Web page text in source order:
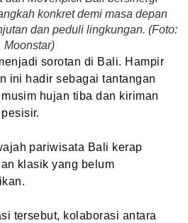
konkret demi masa depan
dan peduli lingkungan. (Foto:
Moonstar)
sorotan di Bali. Hampir
ini hadir sebagai tantangan
hujan tiba dan kiriman
pariwisata Bali kerap
klasik yang belum
tersebut, kolaborasi antara